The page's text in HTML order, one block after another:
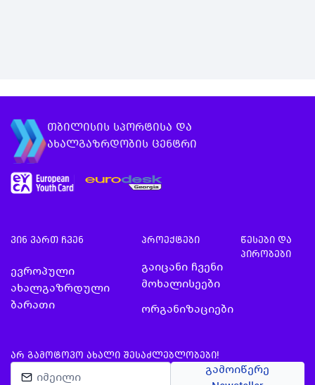
თეორიული ცო…
თბილისის სპორტისა და
ახალგაზრდობის ცენტრი
ვინ ვართ ჩვენ
ევროპული
ახალგაზრდული
ბარათი
პროექტები
გაიცანი ჩვენი
მოხალისეები
ორგანიზაციები
წესები და
პირობები
ᲐᲠ ᲒᲐᲛᲝᲢᲝᲕᲝ ᲐᲮᲐᲚᲘ ᲨᲔᲡᲐᲫᲚᲔᲑᲚᲝᲑᲔᲑᲘ!
გამოიწერე